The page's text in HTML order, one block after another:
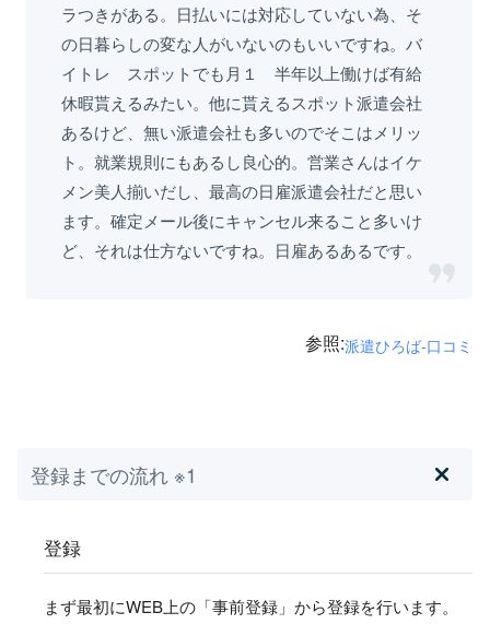
ラつきがある。日払いには対応していない為、そ
の日暮らしの変な人がいないのもいいですね。バ
イトレ スポットでも月１ 半年以上働けば有給
休暇貰えるみたい。他に貰えるスポット派遣会社
あるけど、無い派遣会社も多いのでそこはメリッ
ト。就業規則にもあるし良心的。営業さんはイケ
メン美人揃いだし、最高の日雇派遣会社だと思い
ます。確定メール後にキャンセル来ること多いけ
ど、それは仕方ないですね。日雇あるあるです。
参照:派遣ひろば-口コミ
登録までの流れ ※1
登録
まず最初にWEB上の「事前登録」から登録を行います。